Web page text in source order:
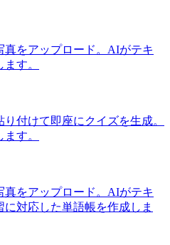
真をアップロード。AIがテキ
す。
付けて即座にクイズを生成。
す。
真をアップロード。AIがテキ
対応した単語帳を作成しま